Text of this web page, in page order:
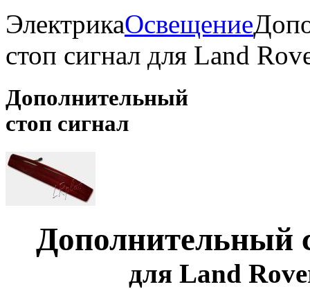
ЭлектрикаОсвещение
стоп сигнал для Land
Дополнительный
стоп сигнал
Дополнительный
для Land